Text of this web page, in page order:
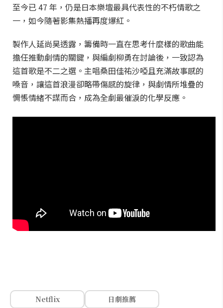
至今已 47 年，仍是日本樂壇最具代表性的不朽情歌之
一，如今隨著影集熱播再度爆紅。
製作人延尚昊透露，籌備時一直在思考什麼樣的歌曲能
擔任推動劇情的關鍵，與編劇柳勇在討論後，一致認為
這首歌是不二之選。主唱桑田佳祐沙啞且充滿故事感的
嗓音，讓這首浪漫卻略帶傷感的旋律，與劇情所堆疊的
惆悵情緒不謀而合，成為全劇最催淚的化學反應。
Netflix
日劇推薦